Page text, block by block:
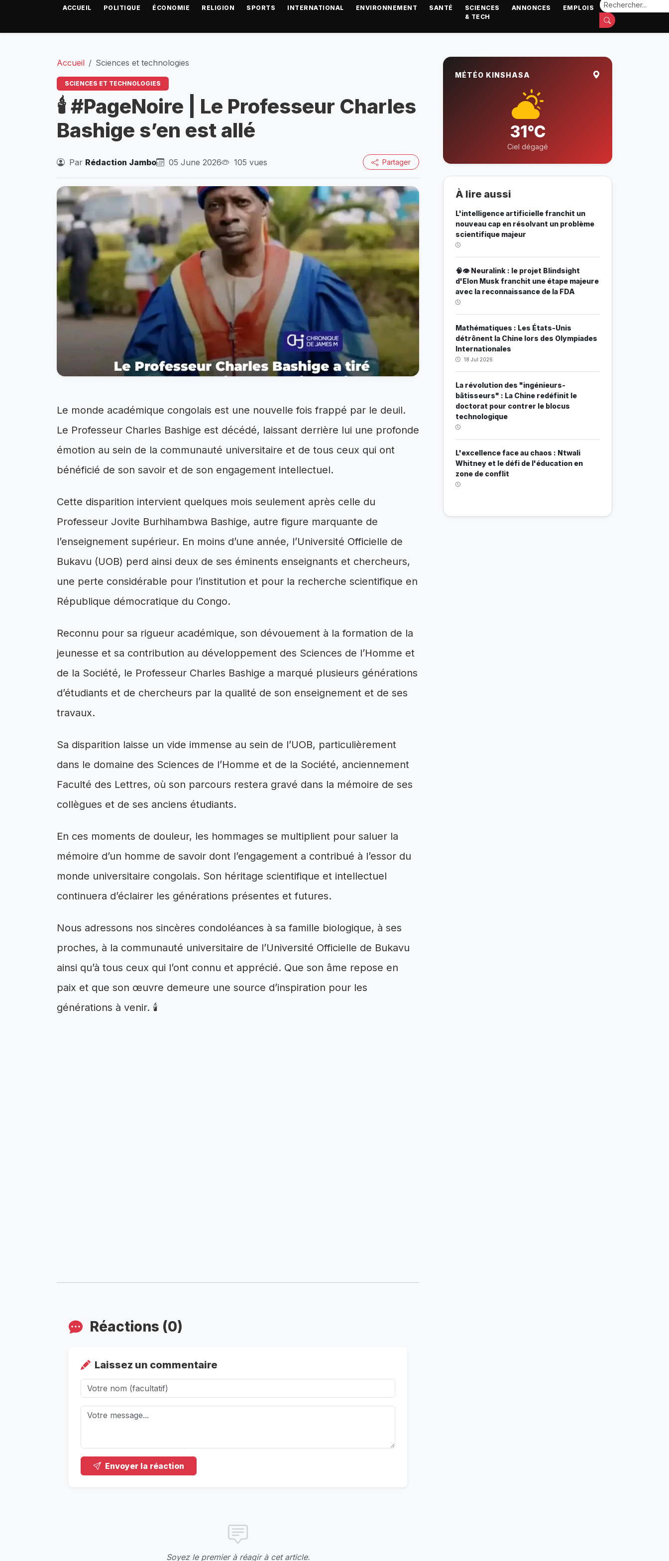
ACCUEIL POLITIQUE ÉCONOMIE RELIGION SPORTS INTERNATIONAL ENVIRONNEMENT SANTÉ
SCIENCES
& TECH
ANNONCES EMPLOIS
Accueil Sciences et technologies
SCIENCES ET TECHNOLOGIES
🕯️ #PageNoire | Le Professeur Charles
Bashige s’en est allé
Par Rédaction Jambo 05 June 2026 105 vues Partager
Le monde académique congolais est une nouvelle fois frappé par le deuil.
Le Professeur Charles Bashige est décédé, laissant derrière lui une profonde
émotion au sein de la communauté universitaire et de tous ceux qui ont
bénéficié de son savoir et de son engagement intellectuel.
Cette disparition intervient quelques mois seulement après celle du
Professeur Jovite Burhihambwa Bashige, autre figure marquante de
l’enseignement supérieur. En moins d’une année, l’Université Officielle de
Bukavu (UOB) perd ainsi deux de ses éminents enseignants et chercheurs,
une perte considérable pour l’institution et pour la recherche scientifique en
République démocratique du Congo.
Reconnu pour sa rigueur académique, son dévouement à la formation de la
jeunesse et sa contribution au développement des Sciences de l’Homme et
de la Société, le Professeur Charles Bashige a marqué plusieurs générations
d’étudiants et de chercheurs par la qualité de son enseignement et de ses
travaux.
Sa disparition laisse un vide immense au sein de l’UOB, particulièrement
dans le domaine des Sciences de l’Homme et de la Société, anciennement
Faculté des Lettres, où son parcours restera gravé dans la mémoire de ses
collègues et de ses anciens étudiants.
En ces moments de douleur, les hommages se multiplient pour saluer la
mémoire d’un homme de savoir dont l’engagement a contribué à l’essor du
monde universitaire congolais. Son héritage scientifique et intellectuel
continuera d’éclairer les générations présentes et futures.
Nous adressons nos sincères condoléances à sa famille biologique, à ses
proches, à la communauté universitaire de l’Université Officielle de Bukavu
ainsi qu’à tous ceux qui l’ont connu et apprécié. Que son âme repose en
paix et que son œuvre demeure une source d’inspiration pour les
générations à venir. 🕯️
Réactions (0)
Laissez un commentaire
Envoyer la réaction
Soyez le premier à réagir à cet article.
MÉTÉO KINSHASA
31°C
Ciel dégagé
À lire aussi
L'intelligence artificielle franchit un
nouveau cap en résolvant un problème
scientifique majeur
🧠👁️ Neuralink : le projet Blindsight
d'Elon Musk franchit une étape majeure
avec la reconnaissance de la FDA
Mathématiques : Les États-Unis
détrônent la Chine lors des Olympiades
Internationales
18 Jul 2026
La révolution des "ingénieurs-
bâtisseurs" : La Chine redéfinit le
doctorat pour contrer le blocus
technologique
L'excellence face au chaos : Ntwali
Whitney et le défi de l'éducation en
zone de conflit